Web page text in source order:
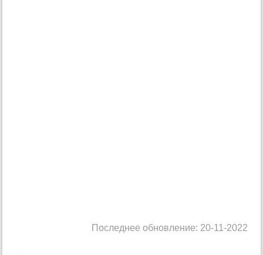
Последнее обновление: 20-11-2022